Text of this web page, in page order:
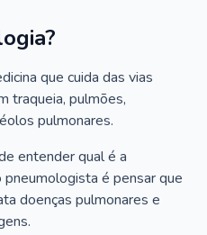
que cuida das vias
traqueia, pulmões,
pulmonares.
entender qual é a
é pensar que
doenças pulmonares e